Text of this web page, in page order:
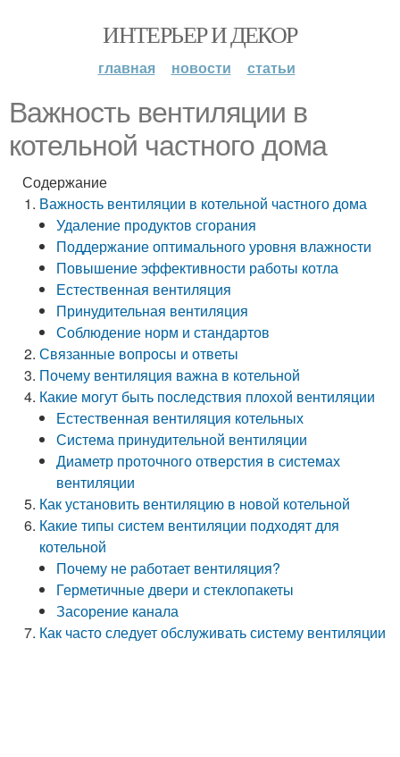
ИНТЕРЬЕР И ДЕКОР
главная новости статьи
Важность вентиляции в
котельной частного дома
Содержание
Важность вентиляции в котельной частного дома
Удаление продуктов сгорания
Поддержание оптимального уровня влажности
Повышение эффективности работы котла
Естественная вентиляция
Принудительная вентиляция
Соблюдение норм и стандартов
Связанные вопросы и ответы
Почему вентиляция важна в котельной
Какие могут быть последствия плохой вентиляции
Естественная вентиляция котельных
Система принудительной вентиляции
Диаметр проточного отверстия в системах
вентиляции
Как установить вентиляцию в новой котельной
Какие типы систем вентиляции подходят для
котельной
Почему не работает вентиляция?
Герметичные двери и стеклопакеты
Засорение канала
Как часто следует обслуживать систему вентиляции